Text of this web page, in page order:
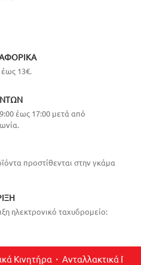
13€.
έως 17:00 μετά από
προστίθενται στην γκάμα
ηλεκτρονικό ταχυδρομείο:
Κινητήρα Ανταλλακτικά